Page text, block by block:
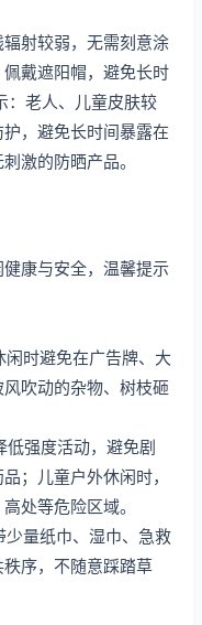
射较弱，无需刻意涂
戴遮阳帽，避免长时
：老人、儿童皮肤较
，避免长时间暴露在
激的防晒产品。
康与安全，温馨提示
时避免在广告牌、大
吹动的杂物、树枝砸
低强度活动，避免剧
；儿童户外休闲时，
处等危险区域。
量纸巾、湿巾、急救
序，不随意踩踏草